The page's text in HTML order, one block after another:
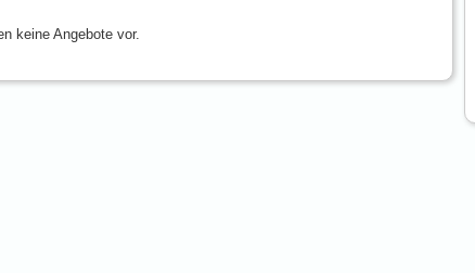
keine Angebote vor.